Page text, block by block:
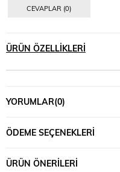
CEVAPLAR (0)
ÜRÜN ÖZELLIKLERI
YORUMLAR(0)
ÖDEME SEÇENEKLERI
ÜRÜN ÖNERILERI